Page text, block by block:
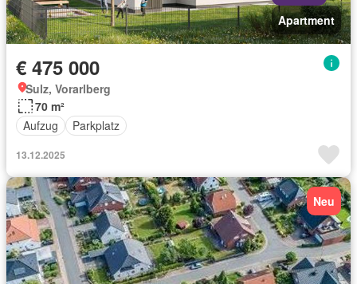
Apartment
€ 475 000
Sulz, Vorarlberg
70 m²
Aufzug
Parkplatz
13.12.2025
Neu